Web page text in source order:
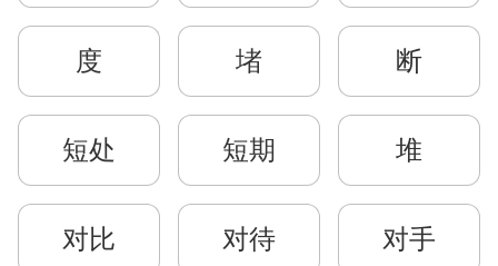
度 堵 断
短处 短期 堆
对比 对待 对手